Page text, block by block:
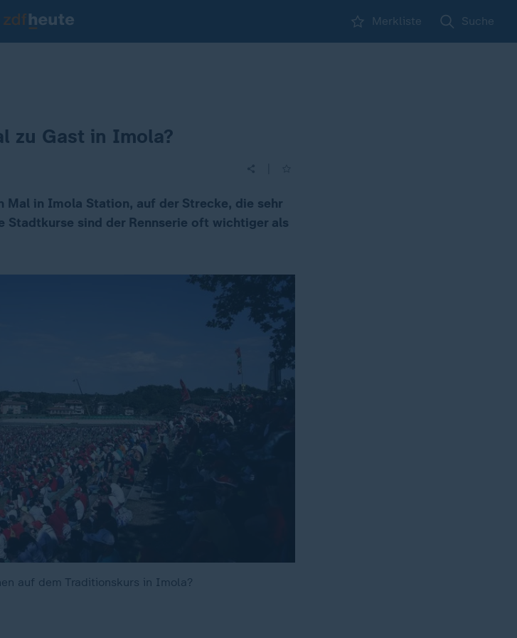
Merkliste Suche
zu Gast in Imola?
Mal in Imola Station, auf der Strecke, die sehr
Stadtkurse sind der Rennserie oft wichtiger als
auf dem Traditionskurs in Imola?